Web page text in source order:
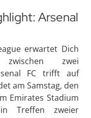
Arsenal
erwartet Dich
zwei
FC trifft auf
am Samstag, den
Emirates Stadium
Treffen zweier